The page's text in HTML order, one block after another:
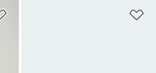
Ajouter à la Liste de produits